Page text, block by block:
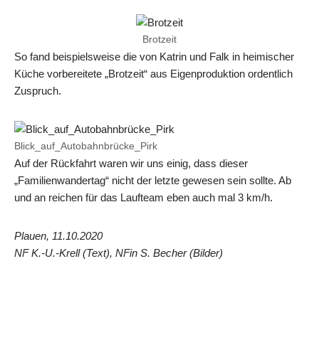
Brotzeit
So fand beispielsweise die von Katrin und Falk in heimischer
Küche vorbereitete „Brotzeit“ aus Eigenproduktion ordentlich
Zuspruch.
Blick_auf_Autobahnbrücke_Pirk
Auf der Rückfahrt waren wir uns einig, dass dieser
„Familienwandertag“ nicht der letzte gewesen sein sollte. Ab
und an reichen für das Laufteam eben auch mal 3 km/h.
Plauen, 11.10.2020
NF K.-U.-Krell (Text), NFin S. Becher (Bilder)